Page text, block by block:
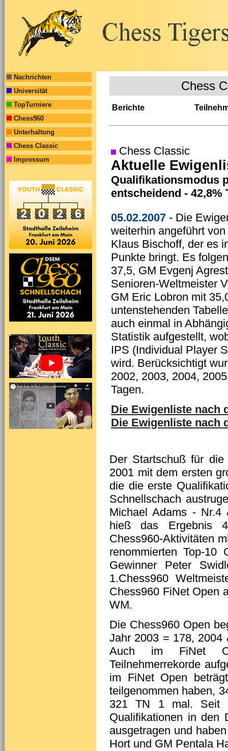
Nachrichten
Universität
TopTurniere
Chess960
Unterhaltung
Chess Classic
Impressum
Chess
Berichte
Chess Classic
Aktuelle
Qualifikationsmodus
entscheidend - 42,8%
05.02.2007 - Die
weiterhin angeführt
Klaus Bischoff, der es
Punkte bringt. Es
37,5, GM Evgenj
Senioren-Weltmeister
GM Eric Lobron mit
untenstehenden
auch einmal in
Statistik aufgestellt,
IPS (Individual Player
wird. Berücksichtigt
2002, 2003, 2004,
Tagen.
Die Ewigenliste nach
Die Ewigenliste nach
Der Startschuß für
2001 mit dem ersten
die die erste
Schnellschach
Michael Adams - Nr.4
hieß das Ergebnis
Chess960-Aktivitäten
renommierten Top-
Gewinner Peter
1.Chess960
Chess960 FiNet Open
WM.
Die Chess960 Open
Jahr 2003 = 178, 2004
Auch im FiNet
Teilnehmerrekorde
im FiNet Open
teilgenommen haben,
321 TN 1 mal. Seit
Qualifikationen in den
ausgetragen und
Hort und GM Pentala